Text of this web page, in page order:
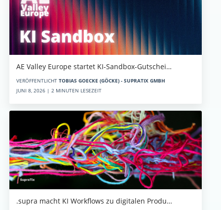
AE Valley Europe startet KI-Sandbox-Gutschei…
VERÖFFENTLICHT TOBIAS GOECKE (GÖCKE) - SUPRATIX GMBH
JUNI 8, 2026 | 2 MINUTEN LESEZEIT
.supra macht KI Workflows zu digitalen Produ…